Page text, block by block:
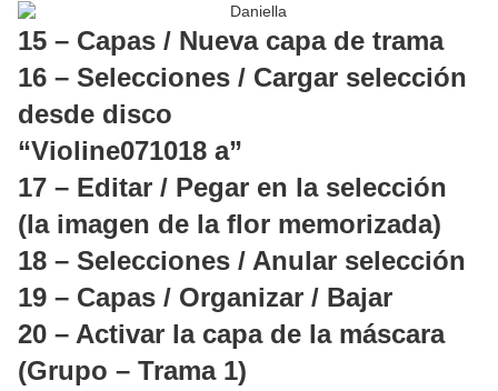
15 – Capas / Nueva capa de trama
16 – Selecciones / Cargar selección
desde disco
“Violine071018 a”
17 – Editar / Pegar en la selección
(la imagen de la flor memorizada)
18 – Selecciones / Anular selección
19 – Capas / Organizar / Bajar
20 – Activar la capa de la máscara
(Grupo – Trama 1)